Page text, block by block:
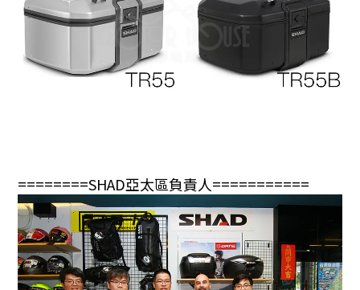
========SHAD亞太區負責人===========